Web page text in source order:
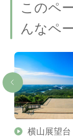
このペ
んなペ
横山展望台